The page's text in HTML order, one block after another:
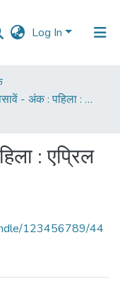
Log In
७७ वर्ष बाविसावें - अंक : पहिला : एप्रिल १९८८
: एप्रिल
123456789/44